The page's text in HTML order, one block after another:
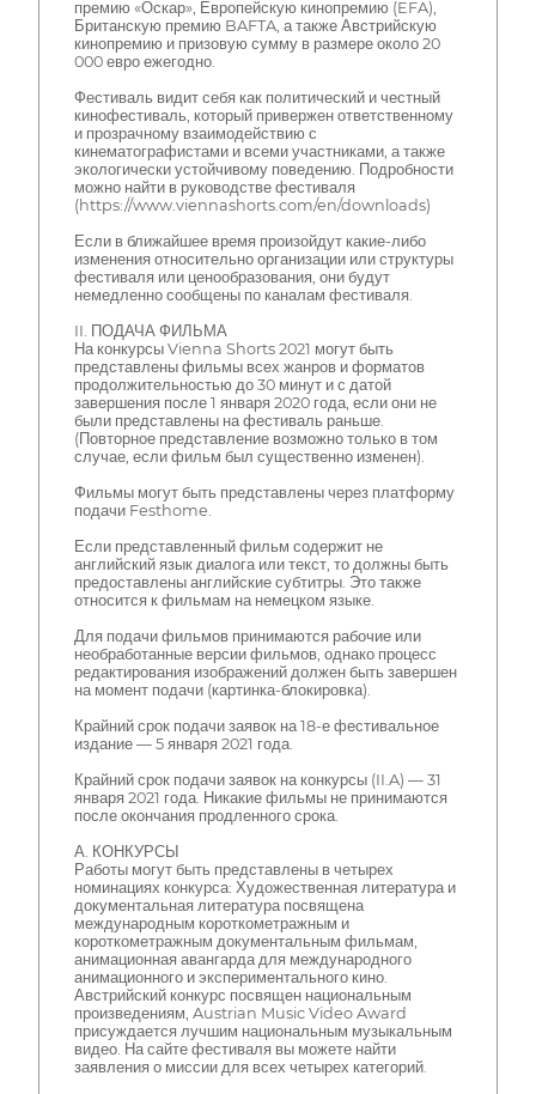
премию «Оскар», Европейскую кинопремию (EFA),
Британскую премию BAFTA, а также Австрийскую
кинопремию и призовую сумму в размере около 20
000 евро ежегодно.
Фестиваль видит себя как политический и честный
кинофестиваль, который привержен ответственному
и прозрачному взаимодействию с
кинематографистами и всеми участниками, а также
экологически устойчивому поведению. Подробности
можно найти в руководстве фестиваля
(https://www.viennashorts.com/en/downloads)
Если в ближайшее время произойдут какие-либо
изменения относительно организации или структуры
фестиваля или ценообразования, они будут
немедленно сообщены по каналам фестиваля.
II. ПОДАЧА ФИЛЬМА
На конкурсы Vienna Shorts 2021 могут быть
представлены фильмы всех жанров и форматов
продолжительностью до 30 минут и с датой
завершения после 1 января 2020 года, если они не
были представлены на фестиваль раньше.
(Повторное представление возможно только в том
случае, если фильм был существенно изменен).
Фильмы могут быть представлены через платформу
подачи Festhome.
Если представленный фильм содержит не
английский язык диалога или текст, то должны быть
предоставлены английские субтитры. Это также
относится к фильмам на немецком языке.
Для подачи фильмов принимаются рабочие или
необработанные версии фильмов, однако процесс
редактирования изображений должен быть завершен
на момент подачи (картинка-блокировка).
Крайний срок подачи заявок на 18-е фестивальное
издание — 5 января 2021 года.
Крайний срок подачи заявок на конкурсы (II.A) — 31
января 2021 года. Никакие фильмы не принимаются
после окончания продленного срока.
А. КОНКУРСЫ
Работы могут быть представлены в четырех
номинациях конкурса: Художественная литература и
документальная литература посвящена
международным короткометражным и
короткометражным документальным фильмам,
анимационная авангарда для международного
анимационного и экспериментального кино.
Австрийский конкурс посвящен национальным
произведениям, Austrian Music Video Award
присуждается лучшим национальным музыкальным
видео. На сайте фестиваля вы можете найти
заявления о миссии для всех четырех категорий.